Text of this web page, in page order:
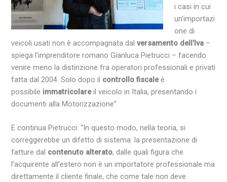
i casi in cui
un’importazi
one di
veicoli usati non è accompagnata dalversamento dell’Iva –
spiega l’imprenditore romano Gianluca Pietrucci – facendo
venire meno la distinzione fra operatori professionali e privati
fatta dal 2004. Solo dopo il controllo fiscaleè
possibile immatricolareil veicolo in Italia, presentando i
documenti alla Motorizzazione”.
E continua Pietrucci: “In questo modo, nella teoria, si
correggerebbe un difetto di sistema: la presentazione di
fatture dal contenuto alterato, dalle quali figura che
l’acquirente all’estero non è un importatore professionale ma
direttamente il cliente finale, che come tale non deve